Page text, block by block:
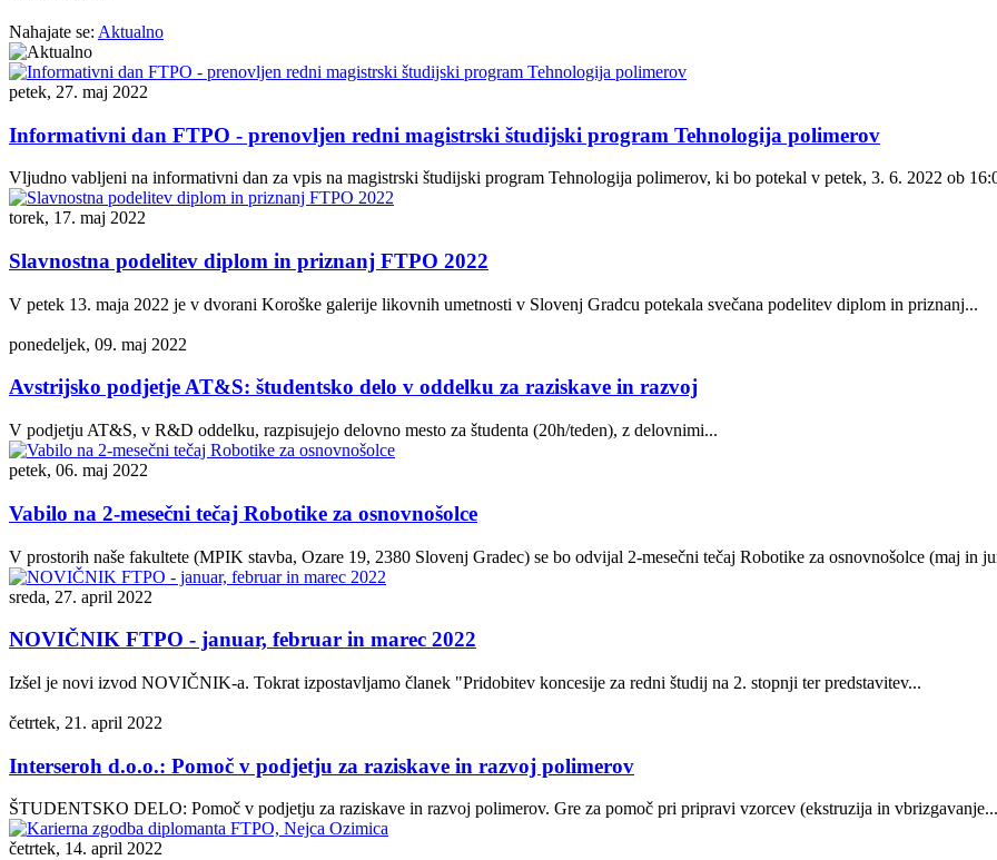
Nahajate se: Aktualno
petek, 27. maj 2022
Informativni dan FTPO - prenovljen redni magistrski študijski program Tehnologija polimerov
Vljudno vabljeni na informativni dan za vpis na magistrski študijski program Tehnologija polimerov, ki bo potekal v petek, 3. 6. 2022 ob
torek, 17. maj 2022
Slavnostna podelitev diplom in priznanj FTPO 2022
V petek 13. maja 2022 je v dvorani Koroške galerije likovnih umetnosti v Slovenj Gradcu potekala svečana podelitev diplom in priznanj...
ponedeljek, 09. maj 2022
Avstrijsko podjetje AT&S: študentsko delo v oddelku za raziskave in razvoj
V podjetju AT&S, v R&D oddelku, razpisujejo delovno mesto za študenta (20h/teden), z delovnimi...
petek, 06. maj 2022
Vabilo na 2-mesečni tečaj Robotike za osnovnošolce
V prostorih naše fakultete (MPIK stavba, Ozare 19, 2380 Slovenj Gradec) se bo odvijal 2-mesečni tečaj Robotike za osnovnošolce (maj in
sreda, 27. april 2022
NOVIČNIK FTPO - januar, februar in marec 2022
Izšel je novi izvod NOVIČNIK-a. Tokrat izpostavljamo članek "Pridobitev koncesije za redni študij na 2. stopnji ter predstavitev...
četrtek, 21. april 2022
Interseroh d.o.o.: Pomoč v podjetju za raziskave in razvoj polimerov
ŠTUDENTSKO DELO: Pomoč v podjetju za raziskave in razvoj polimerov. Gre za pomoč pri pripravi vzorcev (ekstruzija in vbrizgavanje...
četrtek, 14. april 2022